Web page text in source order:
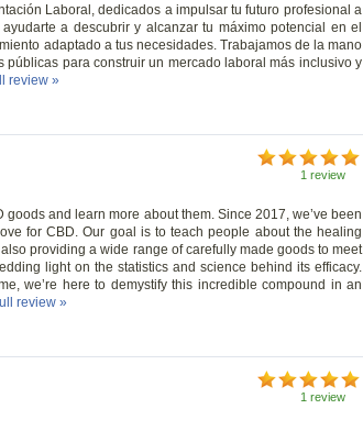
Laboral, dedicados a impulsar tu futuro profesional a
a descubrir y alcanzar tu máximo potencial en el
adaptado a tus necesidades. Trabajamos de la mano
para construir un mercado laboral más inclusivo y
review »
1 review
and learn more about them. Since 2017, we’ve been
for CBD. Our goal is to teach people about the healing
providing a wide range of carefully made goods to meet
light on the statistics and science behind its efficacy.
we’re here to demystify this incredible compound in an
review »
1 review